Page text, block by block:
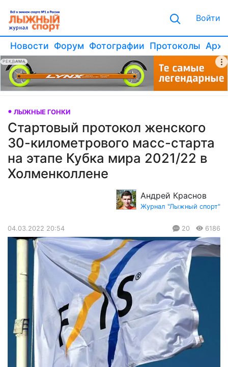
Войти
Новости Форум Фотографии Протоколы
РЕКЛАМА
ЛЫЖНЫЕ ГОНКИ
Стартовый протокол женского
30-километрового масс-старта
на этапе Кубка мира 2021/22 в
Холменколлене
Андрей Краснов
Журнал "Лыжный спорт"
04.03.2022 20:54 20 6186